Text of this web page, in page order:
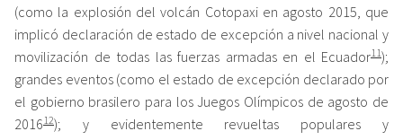
(como la explosión del volcán Cotopaxi en agosto 2015, que
implicó declaración de estado de excepción a nivel nacional y
movilización de todas las fuerzas armadas en el Ecuador11);
grandes eventos (como el estado de excepción declarado por
el gobierno brasilero para los Juegos Olímpicos de agosto de
201612); y evidentemente revueltas populares y